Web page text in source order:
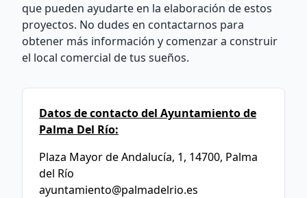
que pueden ayudarte en la elaboración de estos
proyectos. No dudes en contactarnos para
obtener más información y comenzar a construir
el local comercial de tus sueños.
Datos de contacto del Ayuntamiento de
Palma Del Río:
Plaza Mayor de Andalucía, 1, 14700, Palma
del Río
ayuntamiento@palmadelrio.es